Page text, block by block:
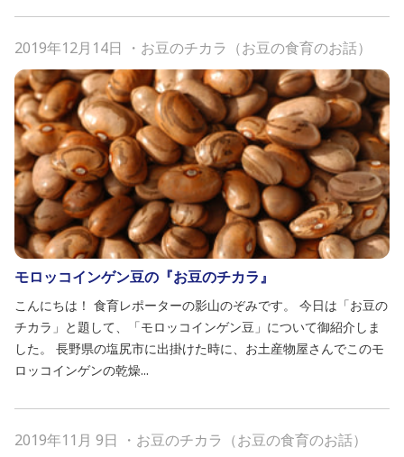
2019年12月14日 ・ お豆のチカラ（お豆の食育のお話）
モロッコインゲン豆の『お豆のチカラ』
こんにちは！ 食育レポーターの影山のぞみです。 今日は「お豆の
チカラ」と題して、「モロッコインゲン豆」について御紹介しま
した。 長野県の塩尻市に出掛けた時に、お土産物屋さんでこのモ
ロッコインゲンの乾燥...
2019年11月 9日 ・ お豆のチカラ（お豆の食育のお話）